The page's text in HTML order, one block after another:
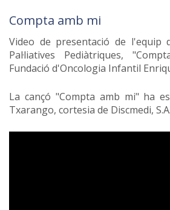
Compta amb mi
Video de presentació de l'equip
Pal·liatives Pediàtriques,
Fundació d'Oncologia Infantil
La cançó "Compta amb mi" ha
Txarango, cortesia de Discmedi, S.A.